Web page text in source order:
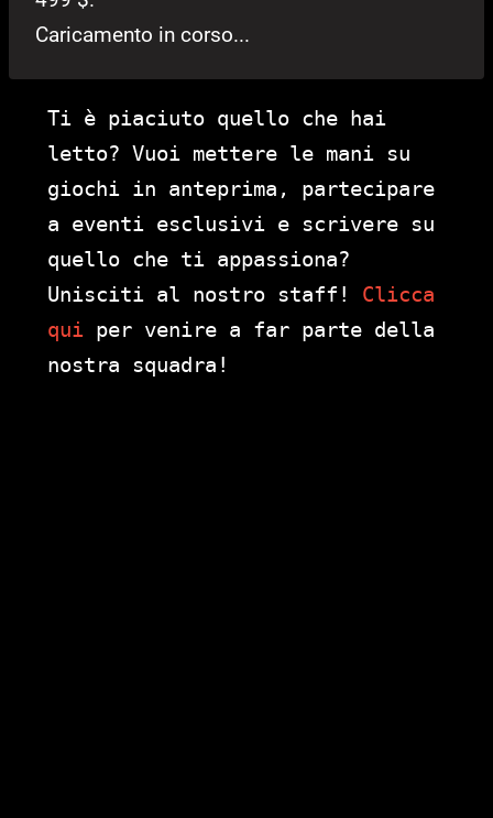
Caricamento in corso...
Ti è piaciuto quello che hai
letto? Vuoi mettere le mani su
giochi in anteprima, partecipare
a eventi esclusivi e scrivere su
quello che ti appassiona?
Unisciti al nostro staff! Clicca
qui per venire a far parte della
nostra squadra!